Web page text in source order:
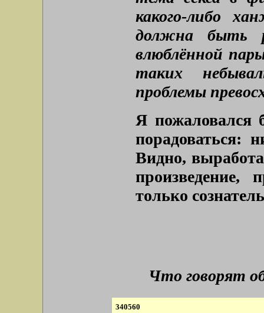
какого-либо
должна быть
влюблённой
таких
проблемы
Я пожаловался
порадоваться:
Видно,
произведение,
только
Что говорят
340560